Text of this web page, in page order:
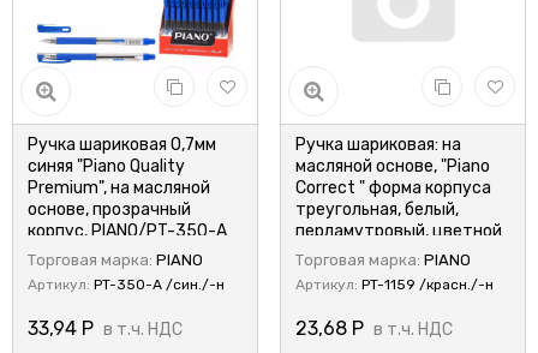
Ручка шариковая 0,7мм
синяя "Piano Quality
Premium", на масляной
основе, прозрачный
корпус, PIANO/PT-350-A
(50)
Торговая марка: PIANO
Артикул: PT-350-A /син./-н
33,94 Р в т.ч. НДС
Ручка шариковая: на
масляной основе, "Piano
Сorrect " форма корпуса
треугольная, белый,
перламутровый, цветной
колпачок в цвет чернил;
игольчатый наконечник;
цвет чернил-
красный,,0,7/1.0mm
Торговая марка: PIANO
Артикул: PT-1159 /красн./-н
23,68 Р в т.ч. НДС